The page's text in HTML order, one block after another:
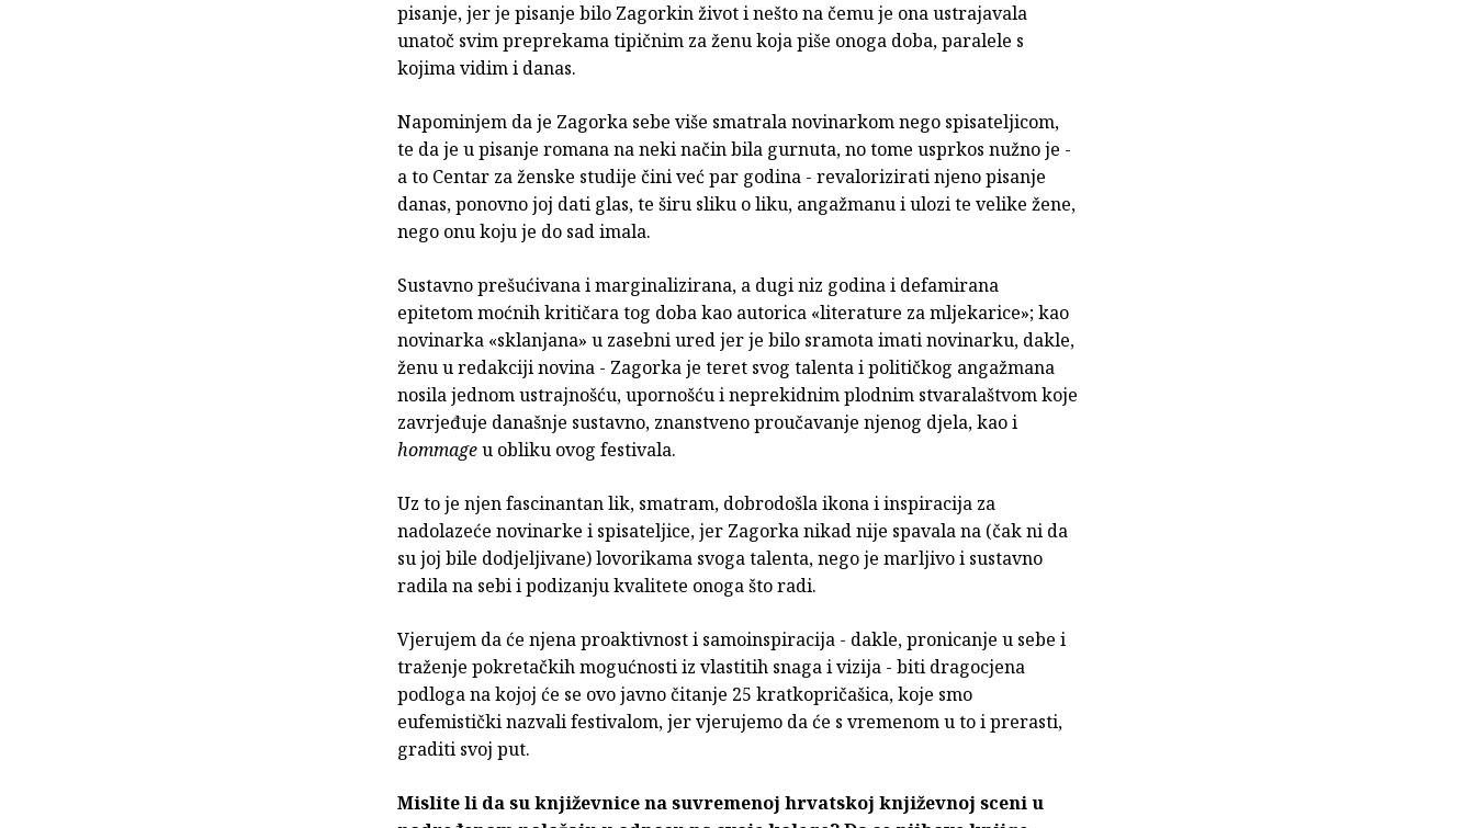
pisanje, jer je pisanje bilo Zagorkin život i nešto na čemu je ona ustrajavala
unatoč svim preprekama tipičnim za ženu koja piše onoga doba, paralele s
kojima vidim i danas.
Napominjem da je Zagorka sebe više smatrala novinarkom nego spisateljicom,
te da je u pisanje romana na neki način bila gurnuta, no tome usprkos nužno je -
a to Centar za ženske studije čini već par godina - revalorizirati njeno pisanje
danas, ponovno joj dati glas, te širu sliku o liku, angažmanu i ulozi te velike žene,
nego onu koju je do sad imala.
Sustavno prešućivana i marginalizirana, a dugi niz godina i defamirana
epitetom moćnih kritičara tog doba kao autorica «literature za mljekarice»; kao
novinarka «sklanjana» u zasebni ured jer je bilo sramota imati novinarku, dakle,
ženu u redakciji novina - Zagorka je teret svog talenta i političkog angažmana
nosila jednom ustrajnošću, upornošću i neprekidnim plodnim stvaralaštvom koje
zavrjeđuje današnje sustavno, znanstveno proučavanje njenog djela, kao i
hommageu obliku ovog festivala.
Uz to je njen fascinantan lik, smatram, dobrodošla ikona i inspiracija za
nadolazeće novinarke i spisateljice, jer Zagorka nikad nije spavala na (čak ni da
su joj bile dodjeljivane) lovorikama svoga talenta, nego je marljivo i sustavno
radila na sebi i podizanju kvalitete onoga što radi.
Vjerujem da će njena proaktivnost i samoinspiracija - dakle, pronicanje u sebe i
traženje pokretačkih mogućnosti iz vlastitih snaga i vizija - biti dragocjena
podloga na kojoj će se ovo javno čitanje 25 kratkopričašica, koje smo
eufemistički nazvali festivalom, jer vjerujemo da će s vremenom u to i prerasti,
graditi svoj put.
Mislite li da su književnice na suvremenoj hrvatskoj književnoj sceni u